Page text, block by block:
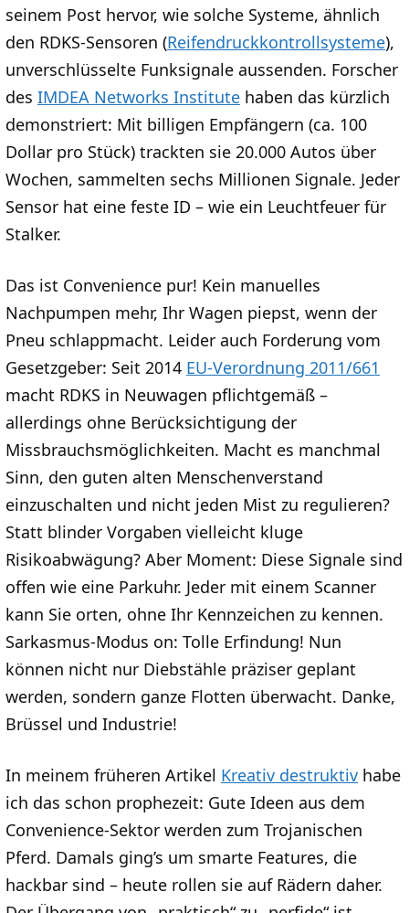
seinem Post hervor, wie solche Systeme, ähnlich
den RDKS-Sensoren (Reifendruckkontrollsysteme),
unverschlüsselte Funksignale aussenden. Forscher
des IMDEA Networks Institute haben das kürzlich
demonstriert: Mit billigen Empfängern (ca. 100
Dollar pro Stück) trackten sie 20.000 Autos über
Wochen, sammelten sechs Millionen Signale. Jeder
Sensor hat eine feste ID – wie ein Leuchtfeuer für
Stalker.
Das ist Convenience pur! Kein manuelles
Nachpumpen mehr, Ihr Wagen piepst, wenn der
Pneu schlappmacht. Leider auch Forderung vom
Gesetzgeber: Seit 2014 EU-Verordnung 2011/661
macht RDKS in Neuwagen pflichtgemäß –
allerdings ohne Berücksichtigung der
Missbrauchsmöglichkeiten. Macht es manchmal
Sinn, den guten alten Menschenverstand
einzuschalten und nicht jeden Mist zu regulieren?
Statt blinder Vorgaben vielleicht kluge
Risikoabwägung? Aber Moment: Diese Signale sind
offen wie eine Parkuhr. Jeder mit einem Scanner
kann Sie orten, ohne Ihr Kennzeichen zu kennen.
Sarkasmus-Modus on: Tolle Erfindung! Nun
können nicht nur Diebstähle präziser geplant
werden, sondern ganze Flotten überwacht. Danke,
Brüssel und Industrie!
In meinem früheren Artikel Kreativ destruktiv habe
ich das schon prophezeit: Gute Ideen aus dem
Convenience-Sektor werden zum Trojanischen
Pferd. Damals ging’s um smarte Features, die
hackbar sind – heute rollen sie auf Rädern daher.